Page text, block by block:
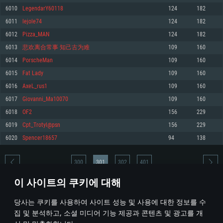
이 사이트의 쿠키에 대해
당사는 쿠키를 사용하여 사이트 성능 및 사용에 대한 정보를 수
집 및 분석하고, 소셜 미디어 기능 제공과 콘텐츠 및 광고를 개
메모리: 4GB
그래픽 카드: DirectX 11 이상을 지원하는 AMD Radeon 77XX / NVIDIA
GeForce GT 660. 최소 사양 해상도: 720p
네트워크: 브로드밴드 인터넷
여유 저장 공간: 22.1 GB (최소 클라이언트)
권장 사양
570 혹은 그 이상
여유 저장 공간: 62.2 GB (전체 클라이언트)
메모리: 6 GB
그래픽 카드: Metal 을 지원하는 Intel Iris Pro 5200 (Mac), 혹은 이와 비슷한 성
능을 가지는 Mac 버전의 AMD/Nvidia. 최소 해상도: 720p
네트워크: 브로드밴드 인터넷
여유 저장 공간: 22.1 GB (최소 클라이언트)
권장 사양
네트워크: 브로드밴드 인터넷
여유 저장 공간: 62.2 GB (전체 클라이언트)
메모리: 4 GB
그래픽 카드: Vulkan 을 지원하고, 최신 그래픽 드라이버를 지원하는 NVIDIA
660 (6개월 미만) 혹은 그와 동급의 성능을 가지며 최신 그래픽 드라이버를 지
원하는 AMD (6개월 미만; 최소사양 지원 해상도 720p)
네트워크: 브로드밴드 인터넷
여유 저장 공간: 22.1 GB (최소 클라이언트)
권장 사양
운영체제: Ubuntu 20.04 64bit
프로세서: Intel Core i7
메모리: 16 GB
그래픽 카드: Vulkan 을 지원하고, 최신 그래픽 드라이버를 지원하는 NVIDIA
1060 (6개월 미만) 혹은 그와 동급의 성능을 가지며 최신 그래픽 드라이버를
지원하는 AMD RX 570 (6개월 미만; 최소사양 지원 해상도 720p) 이상
여유 저장 공간: 62.2 GB (전체 클라이언트)
6010 LegendarY60118 124 182
6011 lejole74 124 182
6012 Pizza_MAN 124 182
6013 悲欢离合常事 知己古为难 109 160
6014 PorscheMan 109 160
6015 Fat Lady 109 160
6016 AxeL_rus1 109 160
6017 Giovanni_Ma10070 109 160
6018 OF2 156 229
6019 Cpt_Trotyl@psn 156 229
6020 Spencer18657 94 138
* 순위표는 매일 1회 갱신됩니다
300 301 302 401